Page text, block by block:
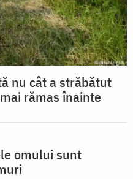
nu cât a străbătut
rămas înainte
omului sunt